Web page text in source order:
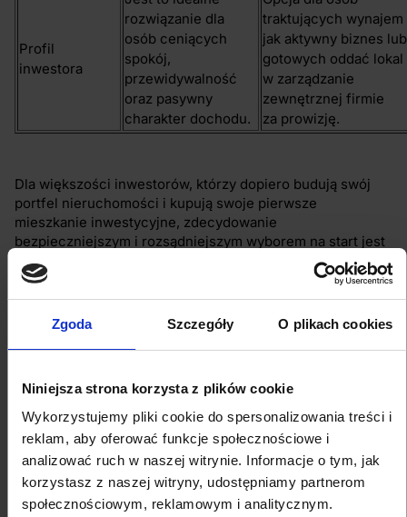
Zgoda Szczegóły O plikach cookies
Niniejsza strona korzysta z plików cookie
Wykorzystujemy pliki cookie do spersonalizowania treści i
reklam, aby oferować funkcje społecznościowe i
analizować ruch w naszej witrynie. Informacje o tym, jak
korzystasz z naszej witryny, udostępniamy partnerom
społecznościowym, reklamowym i analitycznym.
Profil
inwestora
rozwiązanie dla
osób ceniących
spokój,
przewidywalność
oraz pasywny
charakter dochodu.
traktujących wynajem
jak aktywny biznes lub
gotowych oddać lokal
w zarządzanie
zewnętrznej firmie
za prowizję.
Dla większości inwestorów, którzy dopiero budują swój
portfel nieruchomości i kupują swoje pierwsze
mieszkanie inwestycyjne, zdecydowanie
bezpieczniejszym i rozsądniejszym wyborem na start jest
najem długoterminowy. Generuje on znacznie mniej
codziennej pracy, minimalizuje ryzyko nagłego braku
płynności i pozwala na spokojne zdobycie niezbędnego
doświadczenia rynkowego.
wybrać? Kluczowe kryteria sukcesu
Aby zminimalizować ryzyko pustostanu i zapewnić sobie
stały dopływ lojalnych najemców, wybór lokalu musi
opierać się na twardych parametrach rynkowych.
Statystyki pokazują, że największą szansę